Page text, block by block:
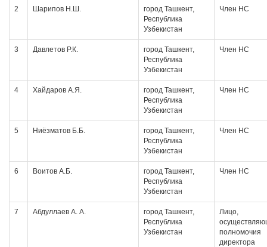
2 Шарипов Н.Ш.
город Ташкент,
Республика
Узбекистан
Член НС
3 Давлетов Р.К.
город Ташкент,
Республика
Узбекистан
Член НС
4 Хайдаров А.Я.
город Ташкент,
Республика
Узбекистан
Член НС
5 Ниёзматов Б.Б.
город Ташкент,
Республика
Узбекистан
Член НС
6 Воитов А.Б.
город Ташкент,
Республика
Узбекистан
Член НС
7 Абдуллаев А. А.
город Ташкент,
Республика
Узбекистан
Лицо,
полномочия
директора